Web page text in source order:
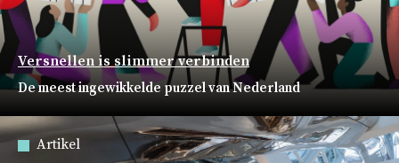
Versnellen is slimmer verbinden
De meest ingewikkelde puzzel van Nederland
Artikel